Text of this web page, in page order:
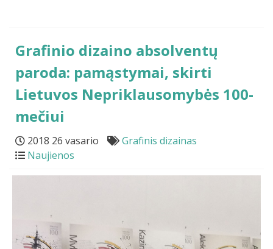
Grafinio dizaino absolventų
paroda: pamąstymai, skirti
Lietuvos Nepriklausomybės 100-
mečiui
2018 26 vasario
Grafinis dizainas
Naujienos